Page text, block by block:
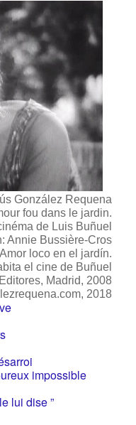
González Requena
fou dans le jardin.
de Luis Buñuel
Annie Bussière-Cros
loco en el jardín.
el cine de Buñuel
Madrid, 2008
2018
impossible
lui dise ”